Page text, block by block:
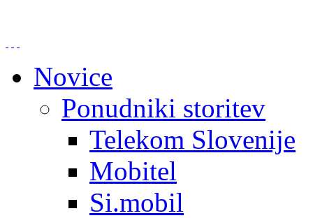
Novice
Ponudniki storitev
Telekom Slovenije
Mobitel
Si.mobil